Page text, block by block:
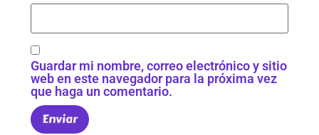
Guardar mi nombre, correo electrónico y sitio
web en este navegador para la próxima vez
que haga un comentario.